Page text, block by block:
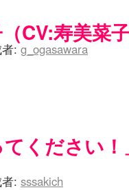
CV:寿美菜
: g_ogasawara
てください
: sssakich